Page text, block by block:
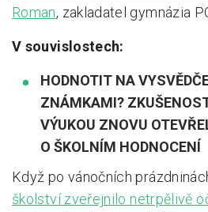
Roman, zakladatel gymnázia
V souvislostech:
HODNOTIT NA
ZNÁMKAMI?
VÝUKOU ZNOVU
O ŠKOLNÍM HODNOCENÍ
Když po vánočních
školství zveřejnilo netrpělivě